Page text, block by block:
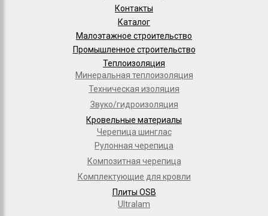
Контакты
Каталог
Малоэтажное строительство
Промышленное строительство
Теплоизоляция
Минеральная теплоизоляция
Техническая изоляция
Звуко/гидроизоляция
Кровельные материалы
Черепица шинглас
Рулонная черепица
Композитная черепица
Комплектующие для кровли
Плиты OSB
Ultralam